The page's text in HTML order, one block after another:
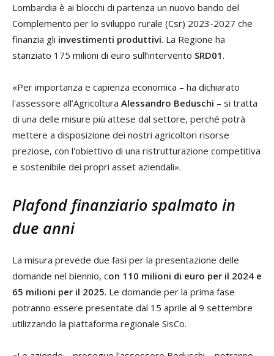
Lombardia è ai blocchi di partenza un nuovo bando del
Complemento per lo sviluppo rurale (Csr) 2023-2027 che
finanzia gli investimenti produttivi. La Regione ha
stanziato 175 milioni di euro sull’intervento SRD01 .
«Per importanza e capienza economica – ha dichiarato
l'assessore all’Agricoltura Alessandro Beduschi – si tratta
di una delle misure più attese dal settore, perché potrà
mettere a disposizione dei nostri agricoltori risorse
preziose, con l'obiettivo di una ristrutturazione competitiva
e sostenibile dei propri asset aziendali».
Plafond finanziario spalmato in
due anni
La misura prevede due fasi per la presentazione delle
domande nel biennio, con 110 milioni di euro per il 2024 e
65 milioni per il 2025. Le domande per la prima fase
potranno essere presentate dal 15 aprile al 9 settembre
utilizzando la piattaforma regionale SisCo.